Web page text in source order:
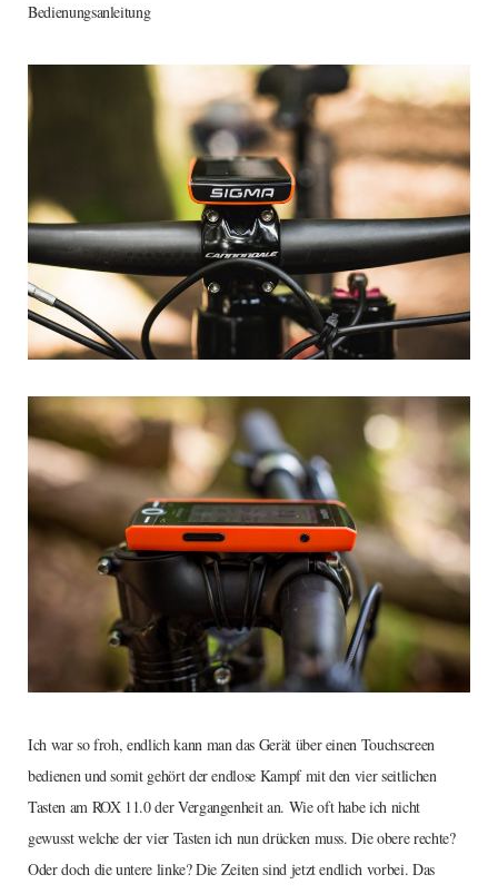
Bedienungsanleitung
Ich war so froh, endlich kann man das Gerät über einen Touchscreen
bedienen und somit gehört der endlose Kampf mit den vier seitlichen
Tasten am ROX 11.0 der Vergangenheit an. Wie oft habe ich nicht
gewusst welche der vier Tasten ich nun drücken muss. Die obere rechte?
Oder doch die untere linke? Die Zeiten sind jetzt endlich vorbei. Das